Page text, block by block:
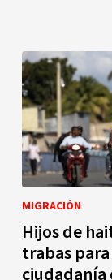
MIGRACIÓN
Hijos de
trabas